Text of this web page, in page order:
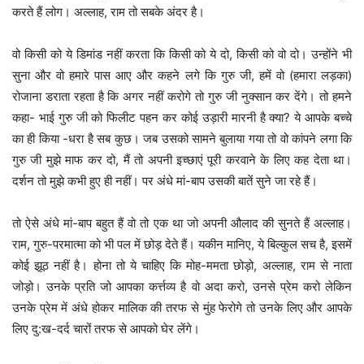
करते हैं लोग। अल्लाह, राम तो सबके अंदर है।
वो किसी को ये डिमांड नहीं करता कि किसी को ये दो, किसी को वो दो। उन्होंने भी
सुना और वो हमारे पास आए और कहने लगे कि गुरु जी, हमें वो (हमारा लड़का)
रोजाना डराता रहता है कि अगर नहीं करोगे तो गुरु जी नुक्सान कर देंगे। तो हमने
कहा- भाई गुरु जी को फिलीट पहन कर कोई उड़ारी मारनी है क्या? ये आपके बच्चे
का ही किया -धरा है सब कुछ। जब उसको सामने बुलाया गया तो वो कांपने लगा कि
गुरु जी मुझे माफ कर दो, मैं तो अपनी इच्छाएं पूरी करवाने के लिए कह देता था।
दर्शन तो मुझे कभी हुए ही नहीं। पर अंधे मां-बाप उसकी बातें सुने जा रहे हैं।
तो ऐसे अंधे मां-बाप बहुत हैं वो तो एक था जो अपनी औलाद की सुनते हैं अल्लाह।
राम, गुरु-परमात्मा को भी पल में छोड़ देते हैं। यकीन मानिए, ये बिल्कुल सच है, इसमें
कोई झूठ नहीं है। होना तो ये चाहिए कि मोह-ममता छोड़ो, अल्लाह, राम से नाता
जोड़ो। उनके प्रति जो आपका कर्त्तव्य है वो अदा करो, उनसे प्रेम करो लेकिन
उनके प्रेम में अंधे होकर मालिक की तरफ से मुंह फेरोगे तो उनके लिए और आपके
लिए दु:ख-दर्द चारों तरफ से आपको घेर लेंगे।